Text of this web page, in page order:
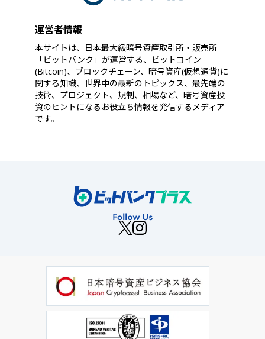
運営者情報
本サイトは、日本最大級暗号資産取引所・販売所
「ビットバンク」が運営する、ビットコイン
(Bitcoin)、ブロックチェーン、暗号資産(仮想通貨)に
関する知識、世界中の最新のトピックス、最先端の
技術、プロジェクト、規制、相場など、暗号資産投
資のヒントになるお役立ち情報を発信するメディア
です。